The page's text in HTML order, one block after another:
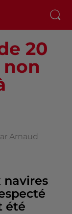
20
Arnaud
navires
été